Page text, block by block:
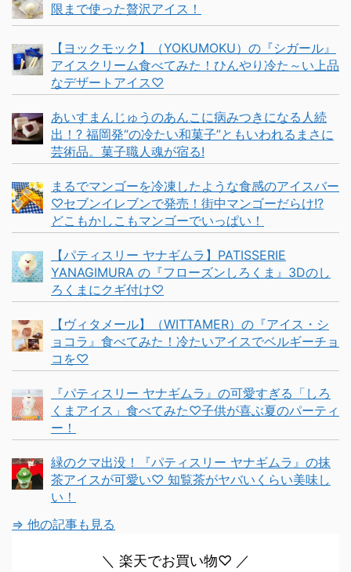
限まで使った贅沢アイス！
【ヨックモック】（YOKUMOKU）の『シガール』
アイスクリーム食べてみた！ひんやり冷た～い上品
なデザートアイス♡
あいすまんじゅうのあんこに病みつきになる人続
出！? 福岡発“の冷たい和菓子”ともいわれるまさに
芸術品。菓子職人魂が宿る!
まるでマンゴーを冷凍したような食感のアイスバー
♡セブンイレブンで発売！街中マンゴーだらけ!?
どこもかしこもマンゴーでいっぱい！
【パティスリー ヤナギムラ】PATISSERIE
YANAGIMURA の『フローズンしろくま』3Dのし
ろくまにクギ付け♡
【ヴィタメール】（WITTAMER）の『アイス・シ
ョコラ』食べてみた！冷たいアイスでベルギーチョ
コを♡
『パティスリー ヤナギムラ』の可愛すぎる「しろ
くまアイス」食べてみた♡子供が喜ぶ夏のパーティ
ー！
緑のクマ出没！『パティスリー ヤナギムラ』の抹
茶アイスが可愛い♡ 知覧茶がヤバいくらい美味し
い！
⇒ 他の記事も見る
＼ 楽天でお買い物♡ ／